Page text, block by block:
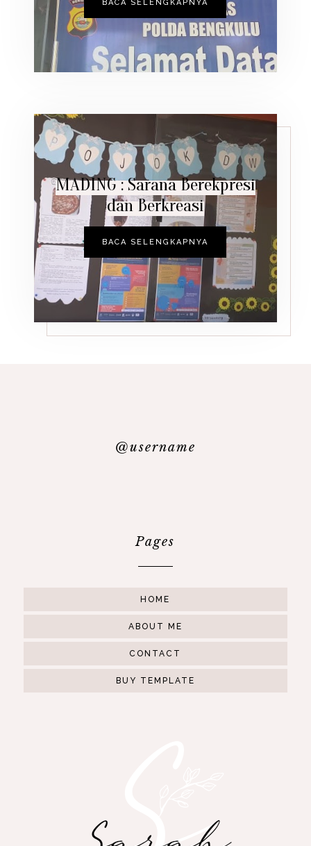
BACA SELENGKAPNYA
MADING : Sarana Berekpresi
dan Berkreasi
BACA SELENGKAPNYA
@username
Pages
HOME
ABOUT ME
CONTACT
BUY TEMPLATE